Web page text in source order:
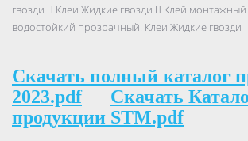
гвозди
Клеи Жидкие гвозди
Клей монтажный
водостойкий прозрачный. Клеи Жидкие гвозди
Скачать полный каталог
2023.pdf
Скачать
продукции STM.pdf